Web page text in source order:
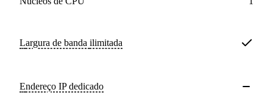
Largura de banda ilimitada
Endereço IP dedicado